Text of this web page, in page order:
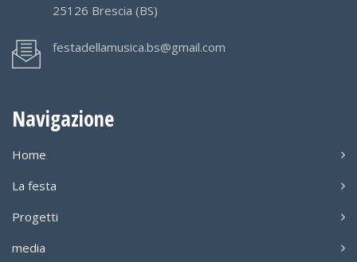
25126 Brescia (BS)
festadellamusica.bs@gmail.com
Navigazione
Home
La festa
Progetti
media